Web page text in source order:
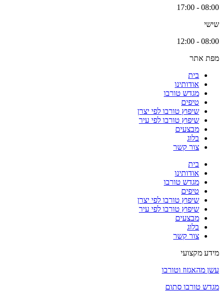
08:00 - 17:00
שישי
08:00 - 12:00
מפת אתר
בית
אודותינו
מגדש טורבו
טיפים
שיפוץ טורבו לפי יצרן
שיפוץ טורבו לפי עיר
מבצעים
בלוג
צור קשר
בית
אודותינו
מגדש טורבו
טיפים
שיפוץ טורבו לפי יצרן
שיפוץ טורבו לפי עיר
מבצעים
בלוג
צור קשר
מידע מקצועי
עשן מהאגזוז וטורבו
מגדש טורבו סתום